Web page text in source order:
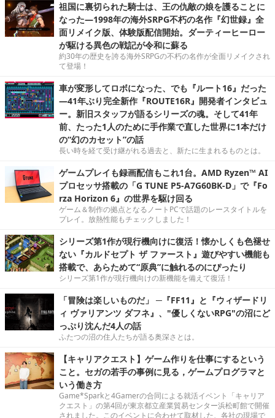
祖国に裏切られた騎士は、王の仇敵の娘を護ることに
なった―1998年の海外SRPG不朽の名作『幻世録』全
面リメイク版、体験版配信開始。ダーティーヒーロー
が駆ける異色の戦記が令和に蘇る
約30年の歴史を誇る海外SRPGの不朽の名作が全面リメイクされ
て登場！
車が変形してロボになった、でも『ルート16』だった
―41年ぶり完全新作『ROUTE16R』開発者インタビュ
ー。新旧スタッフが語るシリーズの魂。そして41年
前、たった1人のために手作業で直した世界に1本だけ
の“幻のカセット”の話
長い時を経て受け継がれる過去と、新たに生まれるものとは。
ゲームプレイも録画配信もこれ1台。AMD Ryzen™ AI
プロセッサ搭載の「G TUNE P5-A7G60BK-D」で『Fo
rza Horizon 6』の世界を駆け回る
ゲーム＆制作の拠点となるノートPCで話題のレースタイトルを
プレイ。放熱性能もチェックしました！
シリーズ第1作が現行機向けに復活！懐かしくも色褪せ
ない『カルドセプト ザ ファースト』遊びやすい機能も
搭載で、あらためて“原典”に触れるのにぴったり
シリーズ第1作が現行機向けの新機能を備えて復活！
「冒険は楽しいものだ」 ─『FF11』と『ウィザードリ
ィ ヴァリアンツ ダフネ』、"優しくないRPG"の沼にど
っぷり沈んだ4人の話
ふたつの沼の住人たちが語る奥深さとは。
【キャリアクエスト】ゲーム作りを仕事にするという
こと。セガの若手の事例に見る，ゲームプログラマと
いう働き方
Game*Sparkと4Gamerの合同による就活イベント「キャリア
クエスト」の第4回が東京都立産業貿易センター浜松町館で開催
されました。このイベントに合わせて取材した、各社の現場で